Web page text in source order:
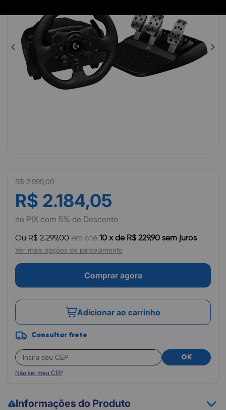
R$ 2.999,00
R$ 2.184,05
no PIX com 5% de Desconto
Ou R$ 2.299,00 em até 10 x de R$ 229,90 sem juros
Ver mais opções de parcelamento
Comprar agora
Adicionar ao carrinho
Consultar frete
OK
Não sei meu CEP
Informações do Produto